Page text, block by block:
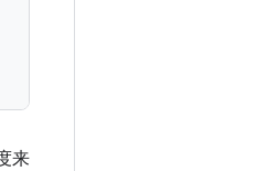
来